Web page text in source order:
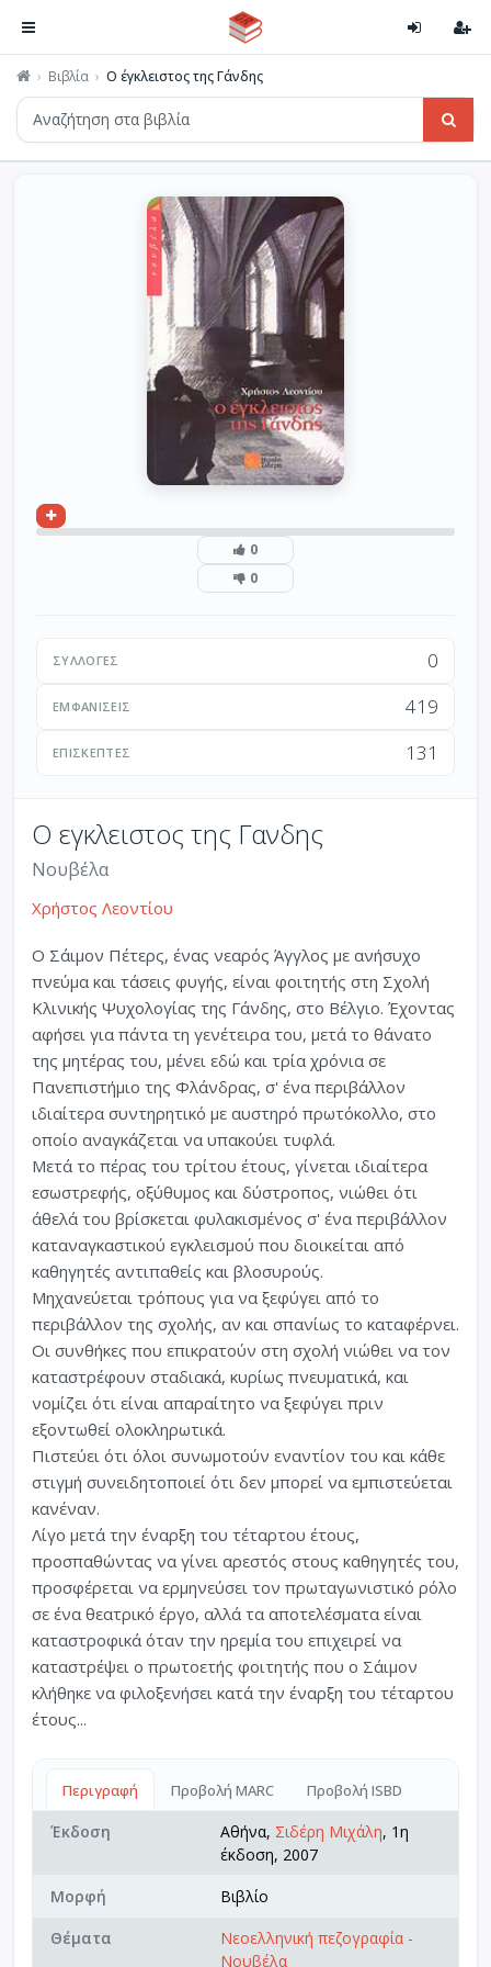
Βιβλία Ο έγκλειστος της Γάνδης
0
0
ΣΥΛΛΟΓΈΣ 0
ΕΜΦΑΝΊΣΕΙΣ 419
ΕΠΙΣΚΈΠΤΕΣ 131
Ο εγκλειστος της Γανδης
Νουβέλα
Χρήστος Λεοντίου
Ο Σάιμον Πέτερς, ένας νεαρός Άγγλος με ανήσυχο
πνεύμα και τάσεις φυγής, είναι φοιτητής στη Σχολή
Κλινικής Ψυχολογίας της Γάνδης, στο Βέλγιο. Έχοντας
αφήσει για πάντα τη γενέτειρα του, μετά το θάνατο
της μητέρας του, μένει εδώ και τρία χρόνια σε
Πανεπιστήμιο της Φλάνδρας, σ' ένα περιβάλλον
ιδιαίτερα συντηρητικό με αυστηρό πρωτόκολλο, στο
οποίο αναγκάζεται να υπακούει τυφλά.
Μετά το πέρας του τρίτου έτους, γίνεται ιδιαίτερα
εσωστρεφής, οξύθυμος και δύστροπος, νιώθει ότι
άθελά του βρίσκεται φυλακισμένος σ' ένα περιβάλλον
καταναγκαστικού εγκλεισμού που διοικείται από
καθηγητές αντιπαθείς και βλοσυρούς.
Μηχανεύεται τρόπους για να ξεφύγει από το
περιβάλλον της σχολής, αν και σπανίως το καταφέρνει.
Οι συνθήκες που επικρατούν στη σχολή νιώθει να τον
καταστρέφουν σταδιακά, κυρίως πνευματικά, και
νομίζει ότι είναι απαραίτητο να ξεφύγει πριν
εξοντωθεί ολοκληρωτικά.
Πιστεύει ότι όλοι συνωμοτούν εναντίον του και κάθε
στιγμή συνειδητοποιεί ότι δεν μπορεί να εμπιστεύεται
κανέναν.
Λίγο μετά την έναρξη του τέταρτου έτους,
προσπαθώντας να γίνει αρεστός στους καθηγητές του,
προσφέρεται να ερμηνεύσει τον πρωταγωνιστικό ρόλο
σε ένα θεατρικό έργο, αλλά τα αποτελέσματα είναι
καταστροφικά όταν την ηρεμία του επιχειρεί να
καταστρέψει ο πρωτοετής φοιτητής που ο Σάιμον
κλήθηκε να φιλοξενήσει κατά την έναρξη του τέταρτου
έτους...
Περιγραφή Προβολή MARC Προβολή ISBD
Έκδοση Αθήνα, Σιδέρη Μιχάλη, 1η
έκδοση, 2007
Μορφή
Βιβλίο
Θέματα
Νεοελληνική πεζογραφία -
Νουβέλα